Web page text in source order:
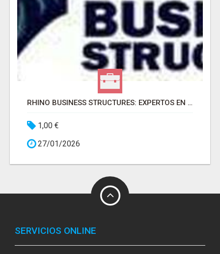
RHINO BUSINESS STRUCTURES: EXPERTOS EN LLC
1,00 €
27/01/2026
SERVICIOS ONLINE